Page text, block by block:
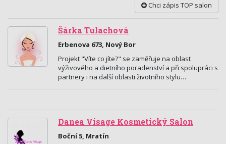
Chci zápis TOP salon
Šárka Tulachová
Erbenova 673, Nový Bor
Projekt "Víte co jíte?" se zaměřuje na oblast
výživového a dietního poradenství a při spolupráci s
partnery i na další oblasti životního stylu…
Danea Visage Kosmetický Salon
Boční 5, Mratín